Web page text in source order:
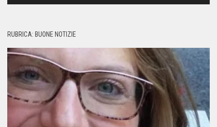
RUBRICA: BUONE NOTIZIE